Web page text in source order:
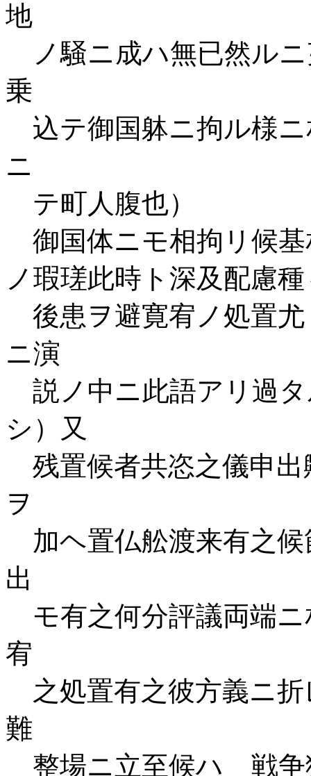
地
ノ騒ニ成ハ無已然ル
乗
込テ御国躰ニ拘ル様
ニ
テ町人腹也）
御国体ニモ相拘リ候
ノ瑕瑳此時ト深及配慮
後患ヲ避寛宥ノ処置尤
ニ演
説ノ中ニ此語アリ過
シ）又
残置候者共恣之儀申出
ヲ
加ヘ置仏舩渡来有之候
出
モ有之何分評議両端ニ
宥
之処置有之彼方義ニ折
難
整場ニ立至候ハゝ戦争